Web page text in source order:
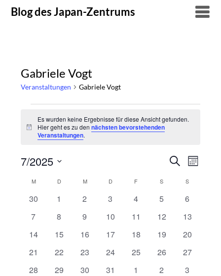
SkipBlog des Japan-Zentrums
Gabriele Vogt
Veranstaltungen Gabriele Vogt
Veranstaltungen
Hinweis
Es wurden keine Ergebnisse für diese Ansicht gefunden.
Hier geht es zu dennächsten bevorstehenden
Veranstaltungen.
Suche
und
Ansichten,
Suche
Monat
7/2025
Kalender
von
M MONTAGD DIENSTAG
M MITTWOCH
D DONNERSTAG
F FREITAGS SAMSTAG
S
0
30
0
1
0
2
0
3
0
4
0
5
0
6
0
7
0
8
0
9
0
10
0
11
0
12
0
13
0
14
0
15
0
16
0
17
0
18
0
19
0
20
0
21
0
22
0
23
0
24
0
25
0
26
0
27
0
28
0
29
0
30
0
31
0
1
0
2
0
3